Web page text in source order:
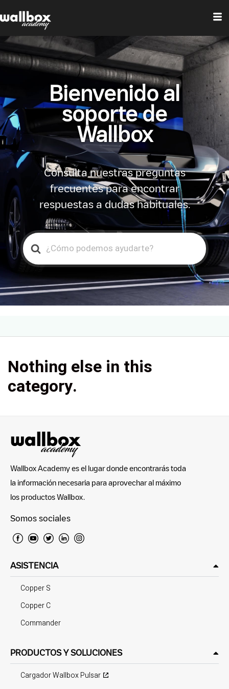
Bienvenido al
soporte de
Wallbox
Consulta nuestras preguntas
frecuentes para encontrar
respuestas a dudas habituales.
Search
For
Nothing else in this
category.
Wallbox Academy es el lugar donde encontrarás toda
la información necesaria para aprovechar al máximo
los productos Wallbox.
Somos sociales
ASISTENCIA
Copper S
Copper C
Commander
PRODUCTOS Y SOLUCIONES
Cargador Wallbox Pulsar